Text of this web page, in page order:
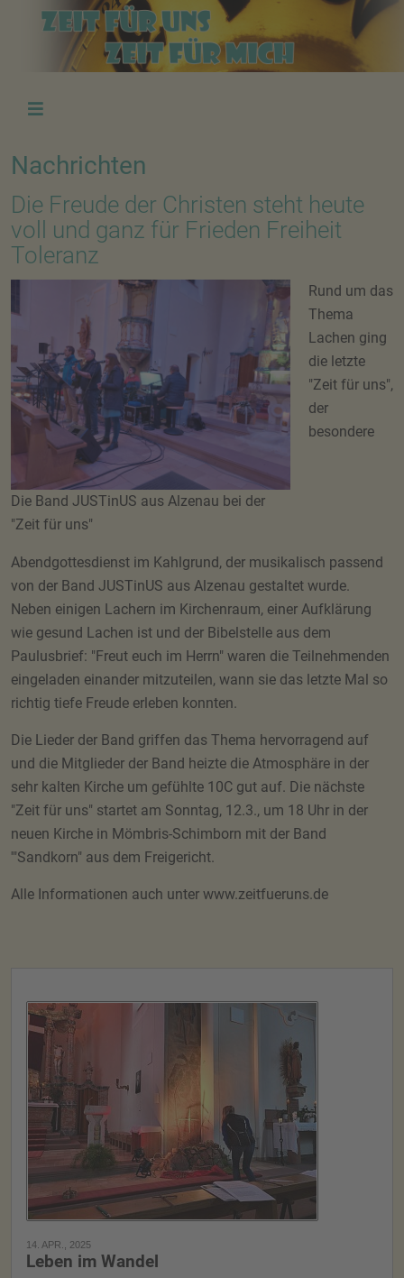
Nachrichten
Die Freude der Christen steht heute
voll und ganz für Frieden Freiheit
Toleranz
Die Band JUSTinUS aus Alzenau bei der
"Zeit für uns"
Rund um das
Thema
Lachen ging
die letzte
"Zeit für uns",
der
besondere
Abendgottesdienst im Kahlgrund, der musikalisch passend
von der Band JUSTinUS aus Alzenau gestaltet wurde.
Neben einigen Lachern im Kirchenraum, einer Aufklärung
wie gesund Lachen ist und der Bibelstelle aus dem
Paulusbrief: "Freut euch im Herrn" waren die Teilnehmenden
eingeladen einander mitzuteilen, wann sie das letzte Mal so
richtig tiefe Freude erleben konnten.
Die Lieder der Band griffen das Thema hervorragend auf
und die Mitglieder der Band heizte die Atmosphäre in der
sehr kalten Kirche um gefühlte 10C gut auf. Die nächste
"Zeit für uns" startet am Sonntag, 12.3., um 18 Uhr in der
neuen Kirche in Mömbris-Schimborn mit der Band
'"Sandkorn" aus dem Freigericht.
Alle Informationen auch unter www.zeitfueruns.de
14. APR., 2025
Leben im Wandel